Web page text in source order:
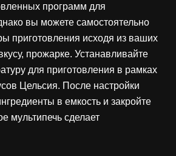
программ для
вы можете самостоятельно
приготовления исходя из ваших
прожарке. Устанавливайте
для приготовления в рамках
Цельсия. После настройки
в емкость и закройте
мультипечь сделает